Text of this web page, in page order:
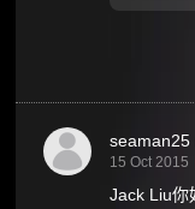
seaman25
15 Oct 2015
Jack Liu你